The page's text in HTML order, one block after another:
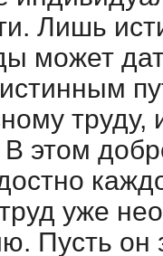
Лишь
может
этом
уже
Пусть он